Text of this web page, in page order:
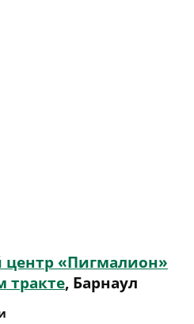
«Пигмалион»
тракте, Барнаул